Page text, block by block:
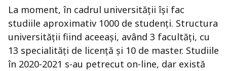
La moment, în cadrul universității își fac
studiile aproximativ 1000 de studenți. Structura
universității fiind aceeași, având 3 facultăți, cu
13 specialități de licență și 10 de master. Studiile
în 2020-2021 s-au petrecut on-line, dar există